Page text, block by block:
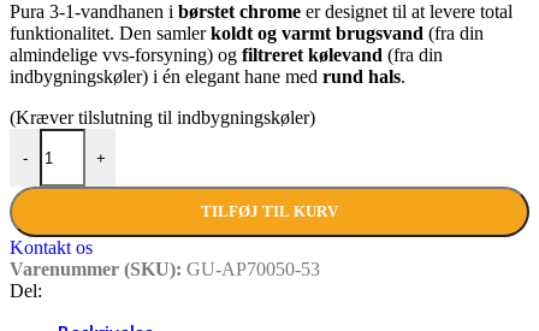
Pura 3-1-vandhanen i børstet chrome er designet til at levere total
funktionalitet. Den samlerkoldt og varmt brugsvand (fra din
almindelige vvs-forsyning) og filtreret kølevand (fra din
indbygningskøler) i én elegant hane med rund hals.
(Kræver tilslutning til indbygningskøler)
-
PURA 3-1 TAPHANE – BØRSTET CHROME (Brugsvand +
+
TILFØJ TIL KURV
Kontakt os
Varenummer (SKU): GU-AP70050-53
Del: